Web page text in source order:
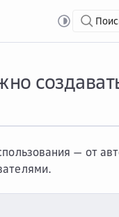
— от